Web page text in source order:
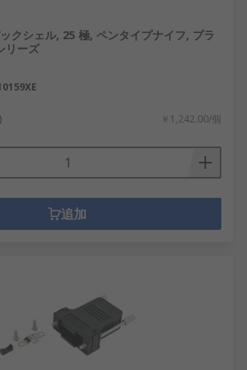
クシェル, 25 極, ペンタイプナイフ, プラ
リーズ
￥1,242.00/個
追加